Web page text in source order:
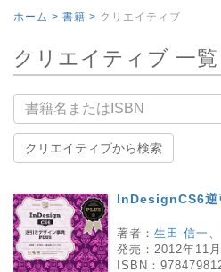
ホーム > 書籍 > クリエイティブ
クリエイティブ 一覧
書籍名
クリエイティブから検索
InDesignCS6逆
著者： 生田 信一
発売： 2012年11
ISBN：